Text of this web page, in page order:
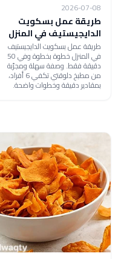
2026-07-08
طريقة عمل بسكويت
الدايجيستيف في المنزل
طريقة عمل بسكويت الدايجيستيف
في المنزل خطوة بخطوة وفي 50
دقيقة فقط. وصفة سهلة ومجرّبة
من مطبخ دلوقتي تكفي 6 أفراد،
بمقادير دقيقة وخطوات واضحة.